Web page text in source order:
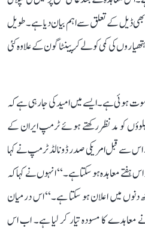
ڈیل کے تعلق سے اہم بیان دیا ہے۔ طویل
کی کمی کو لے کر پینٹاگون کے علاوہ کئی
ہوئی ہے۔ ایسے میں امید کی جا رہی ہے کہ
کو مدنظر رکھتے ہوئے ٹرمپ ایران کے
سے قبل امریکی صدر ڈونالڈ ٹرمپ نے کہا
ہفتے معاہدہ ہو سکتا ہے۔‘‘ انہوں نے کہا کہ
میں اعلان ہو سکتا ہے۔‘‘ اس درمیان
معاہدے کا مسودہ تیار کر لیا ہے۔ اب اس